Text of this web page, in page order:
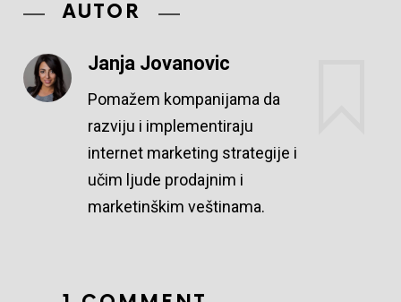
AUTOR
Janja Jovanovic
Pomažem kompanijama da
razviju i implementiraju
internet marketing strategije i
učim ljude prodajnim i
marketinškim veštinama.